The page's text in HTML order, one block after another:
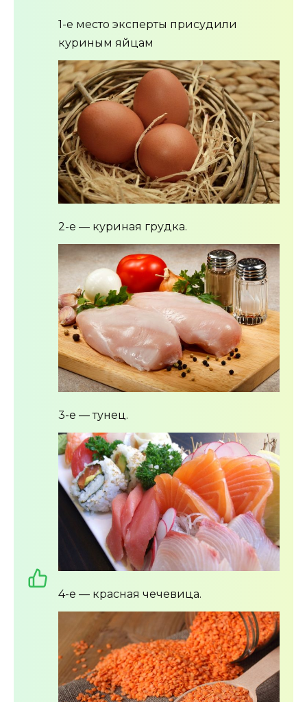
1-е место эксперты присудили
куриным яйцам
2-е — куриная грудка.
3-е — тунец.
4-е — красная чечевица.